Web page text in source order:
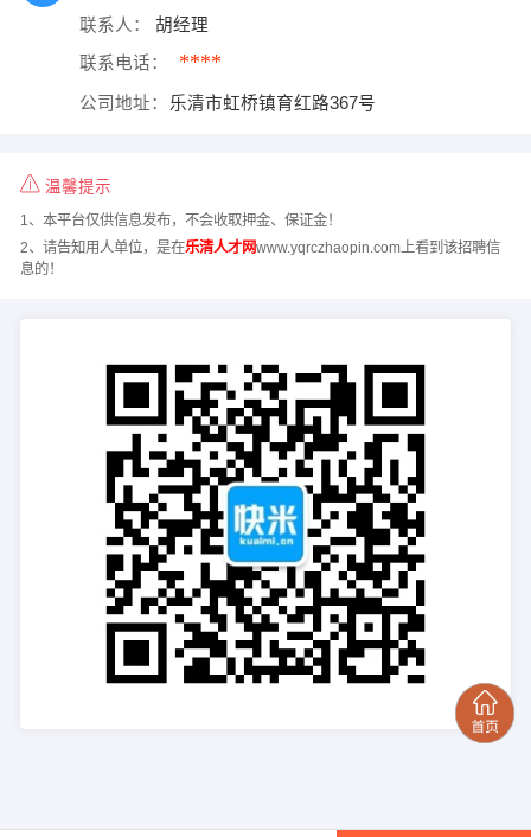
联系人： 胡经理
联系电话： ****
公司地址： 乐清市虹桥镇育红路367号
温馨提示
1、本平台仅供信息发布，不会收取押金、保证金！
2、请告知用人单位，是在乐清人才网www.yqrczhaopin.com上看到该招聘信
息的！